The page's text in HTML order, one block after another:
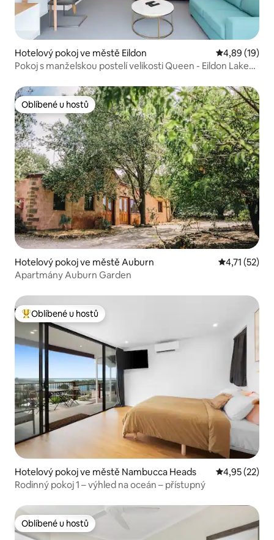
Hotelový pokoj ve městě Eildon Průměrné
4,89 (19)
Pokoj s manželskou postelí velikosti Queen - Eildon Lake
Oblíbené u hostů
Oblíbené u hostů
Hotelový pokoj ve městě Auburn Průměrné
4,71 (52)
Apartmány Auburn Garden
Nejlepší v kategorii Oblíbené u hostů
Oblíbené u hostů
Hotelový pokoj ve městě Nambucca Heads Průměrné
4,95 (22)
Rodinný pokoj 1 – výhled na oceán – přístupný
Oblíbené u hostů
Oblíbené u hostů